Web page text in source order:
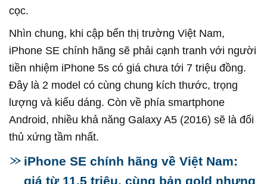
cọc.
Nhìn chung, khi cập bến thị trường Việt Nam,
iPhone SE chính hãng sẽ phải cạnh tranh với người
tiền nhiệm iPhone 5s có giá chưa tới 7 triệu đồng.
Đây là 2 model có cùng chung kích thước, trọng
lượng và kiểu dáng. Còn về phía smartphone
Android, nhiều khả năng Galaxy A5 (2016) sẽ là đối
thủ xứng tầm nhất.
iPhone SE chính hãng về Việt Nam:
giá từ 11,5 triệu, cùng bản gold nhưng